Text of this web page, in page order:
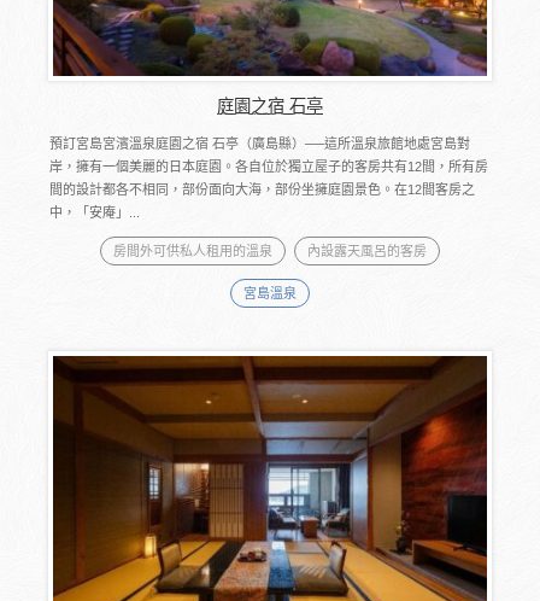
庭園之宿 石亭
預訂宮島宮濱溫泉庭園之宿 石亭（廣島縣）──這所溫泉旅館地處宮島對
岸，擁有一個美麗的日本庭園。各自位於獨立屋子的客房共有12間，所有房
間的設計都各不相同，部份面向大海，部份坐擁庭園景色。在12間客房之
中，「安庵」...
房間外可供私人租用的溫泉 內設露天風呂的客房
宮島溫泉